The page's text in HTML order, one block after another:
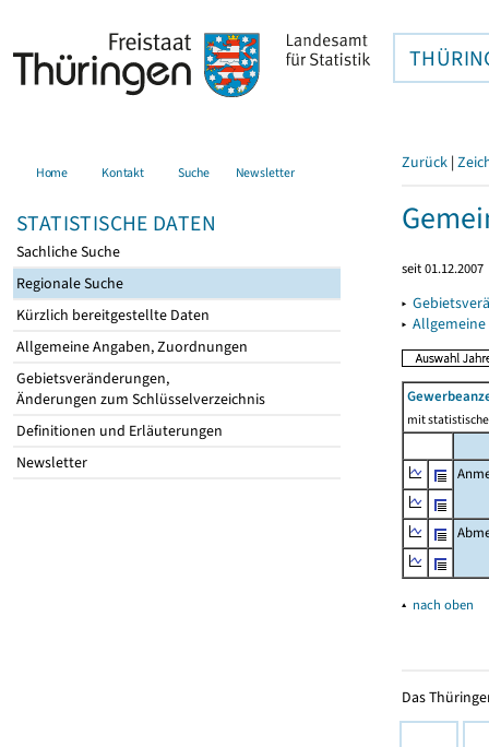
Home Kontakt Suche Newsletter
STATISTISCHE DATEN
Sachliche Suche
Regionale Suche
Kürzlich bereitgestellte Daten
Allgemeine Angaben, Zuordnungen
Gebietsveränderungen,
Änderungen zum Schlüsselverzeichnis
Definitionen und Erläuterungen
Newsletter
Zurück |
seit 01.12.2007
▸
▸
mit
▴ nach oben
Das